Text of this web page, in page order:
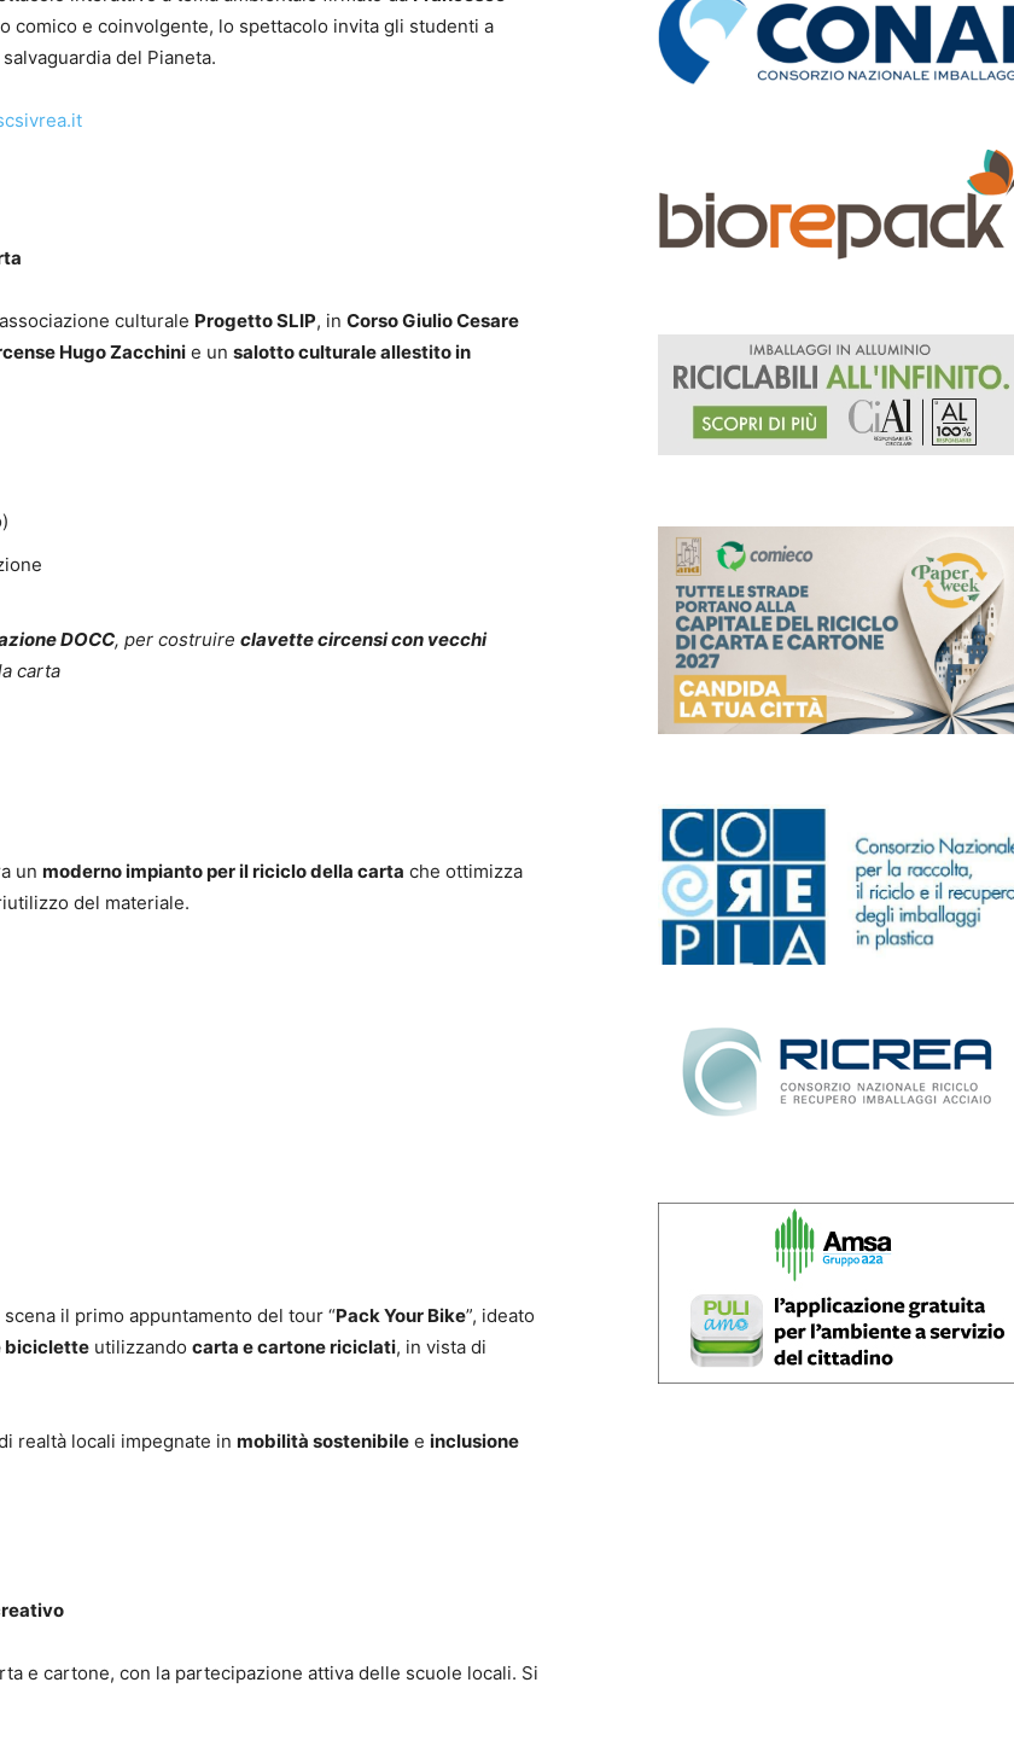
comico e coinvolgente, lo spettacolo invita gli studenti a
del Pianeta.
culturale Progetto SLIP, in Corso Giulio Cesare
Hugo Zacchini e un salotto culturale allestito in
DOCC, per costruire clavette circensi con vecchi
carta
un moderno impianto per il riciclo della carta che ottimizza
del materiale.
il primo appuntamento del tour “Pack Your Bike”, ideato
biciclette utilizzando carta e cartone riciclati, in vista di
realtà locali impegnate in mobilità sostenibile e inclusione
e cartone, con la partecipazione attiva delle scuole locali. Si